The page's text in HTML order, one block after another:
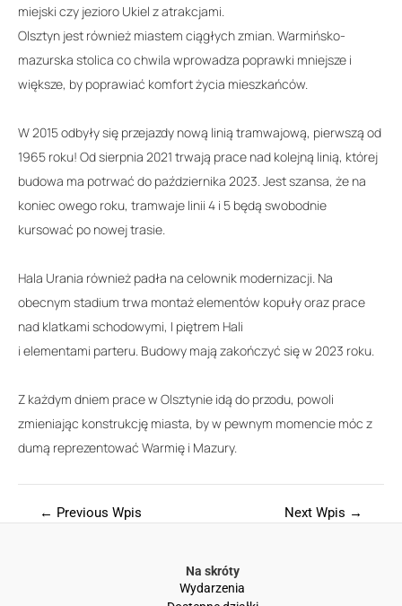
miejski czy jezioro Ukiel z atrakcjami.
Olsztyn jest również miastem ciągłych zmian. Warmińsko-
mazurska stolica co chwila wprowadza poprawki mniejsze i
większe, by poprawiać komfort życia mieszkańców.
W 2015 odbyły się przejazdy nową linią tramwajową, pierwszą od
1965 roku! Od sierpnia 2021 trwają prace nad kolejną linią, której
budowa ma potrwać do października 2023. Jest szansa, że na
koniec owego roku, tramwaje linii 4 i 5 będą swobodnie
kursować po nowej trasie.
Hala Urania również padła na celownik modernizacji. Na
obecnym stadium trwa montaż elementów kopuły oraz prace
nad klatkami schodowymi, I piętrem Hali
i elementami parteru. Budowy mają zakończyć się w 2023 roku.
Z każdym dniem prace w Olsztynie idą do przodu, powoli
zmieniając konstrukcję miasta, by w pewnym momencie móc z
dumą reprezentować Warmię i Mazury.
← Previous Wpis Next Wpis →
Na skróty
Wydarzenia